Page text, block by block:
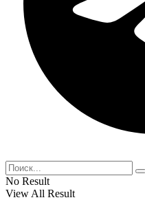
No Result
View All Result